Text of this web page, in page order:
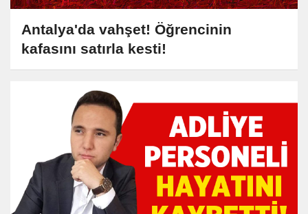
Antalya'da vahşet! Öğrencinin
kafasını satırla kesti!